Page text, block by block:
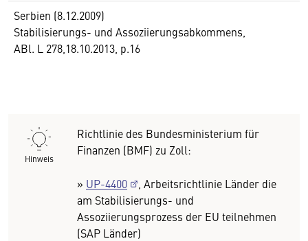
Serbien (8.12.2009)
Stabilisierungs- und Assoziierungsabkommens,
ABl. L 278,18.10.2013, p.16
Hinweis
Richtlinie des Bundesministerium für
Finanzen (BMF) zu Zoll:
» UP-4400
, Arbeitsrichtlinie Länder die
am Stabilisierungs- und
Assoziierungsprozess der EU teilnehmen
(SAP Länder)